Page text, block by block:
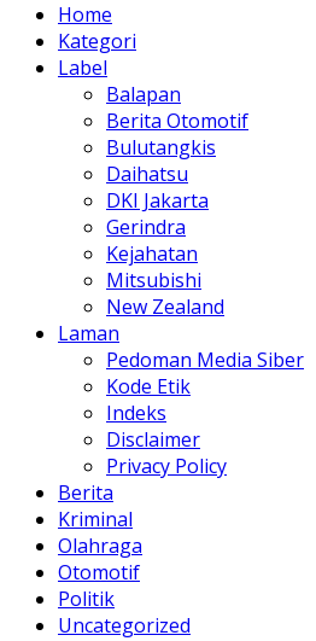
Home
Kategori
Label
Balapan
Berita Otomotif
Bulutangkis
Daihatsu
DKI Jakarta
Gerindra
Kejahatan
Mitsubishi
New Zealand
Laman
Pedoman Media Siber
Kode Etik
Indeks
Disclaimer
Privacy Policy
Berita
Kriminal
Olahraga
Otomotif
Politik
Uncategorized